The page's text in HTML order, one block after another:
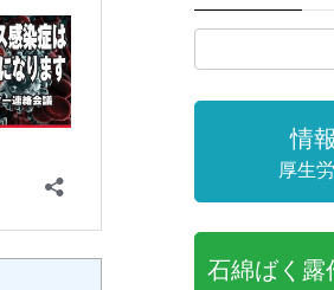
情
厚生
石綿ばく露